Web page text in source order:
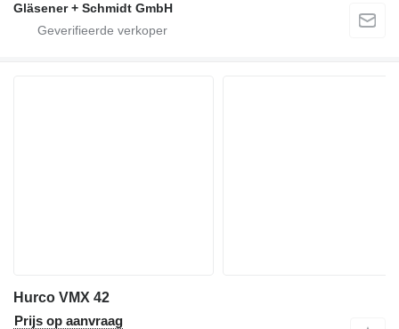
Gläsener + Schmidt GmbH
Hurco VMX 42
Prijs op aanvraag